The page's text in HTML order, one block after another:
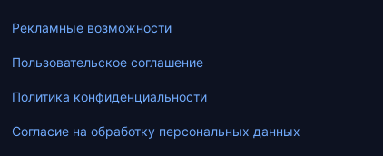
Рекламные возможности
Пользовательское соглашение
Политика конфиденциальности
Согласие на обработку персональных данных